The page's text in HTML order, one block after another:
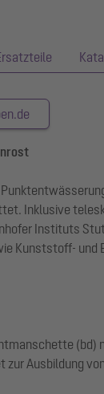
Inklusive
Instituts
Kunststoff-
(bd)
Ausbildung